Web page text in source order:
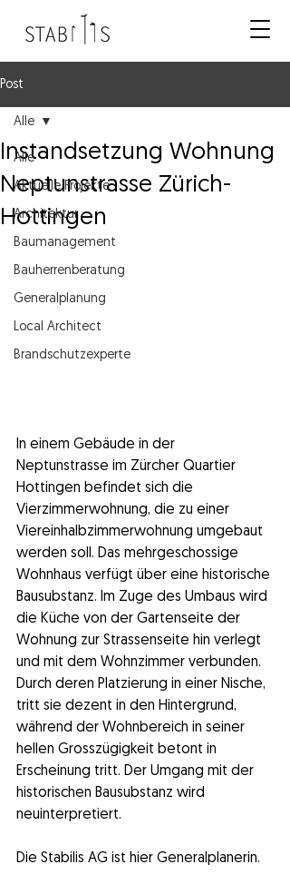
Post
Alle
Aktuelle Projekte
Architektur
Baumanagement
Bauherrenberatung
Generalplanung
Local Architect
Brandschutzexperte
Alle
Instandsetzung Wohnung
Neptunstrasse Zürich-
Hottingen
In einem Gebäude in der
Neptunstrasse im Zürcher Quartier
Hottingen befindet sich die
Vierzimmerwohnung, die zu einer
Viereinhalbzimmerwohnung umgebaut
werden soll. Das mehrgeschossige
Wohnhaus verfügt über eine historische
Bausubstanz. Im Zuge des Umbaus wird
die Küche von der Gartenseite der
Wohnung zur Strassenseite hin verlegt
und mit dem Wohnzimmer verbunden.
Durch deren Platzierung in einer Nische,
tritt sie dezent in den Hintergrund,
während der Wohnbereich in seiner
hellen Grosszügigkeit betont in
Erscheinung tritt. Der Umgang mit der
historischen Bausubstanz wird
neuinterpretiert.
Die Stabilis AG ist hier Generalplanerin.